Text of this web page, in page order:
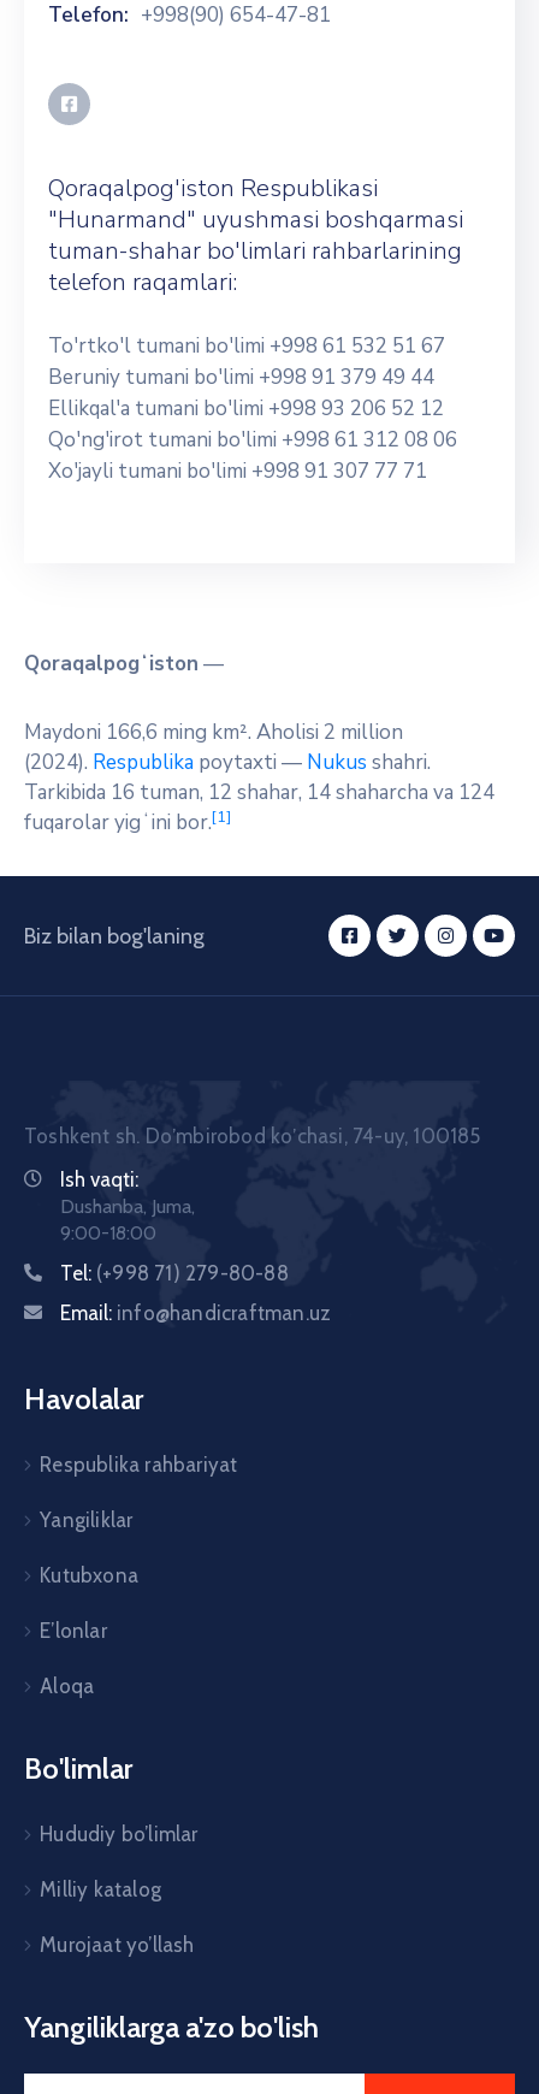
Telefon: +998(90) 654-47-81
Qoraqalpog'iston Respublikasi
"Hunarmand" uyushmasi boshqarmasi
tuman-shahar bo'limlari rahbarlarining
telefon raqamlari:
To'rtko'l tumani bo'limi +998 61 532 51 67
Beruniy tumani bo'limi +998 91 379 49 44
Ellikqal'a tumani bo'limi +998 93 206 52 12
Qo'ng'irot tumani bo'limi +998 61 312 08 06
Xo'jayli tumani bo'limi +998 91 307 77 71
Qoraqalpogʻiston —
Maydoni 166,6 ming km². Aholisi 2 million
(2024). Respublika poytaxti — Nukus shahri.
Tarkibida 16 tuman, 12 shahar, 14 shaharcha va 124
fuqarolar yigʻini bor.[1]
Biz bilan bog'laning
Toshkent sh. Doʼmbirobod koʼchasi, 74-uy, 100185
Ish vaqti:
Dushanba, Juma,
9:00-18:00
Tel: (+998 71) 279-80-88
Email: info@handicraftman.uz
Havolalar
Respublika rahbariyat
Yangiliklar
Kutubxona
E’lonlar
Aloqa
Bo'limlar
Hududiy bo’limlar
Milliy katalog
Murojaat yo’llash
Yangiliklarga a'zo bo'lish